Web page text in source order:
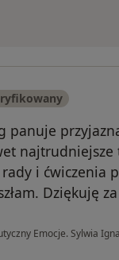
panuje
najtrudniejsze
i ćwiczenia
Dziękuję
Emocje. Sylwia